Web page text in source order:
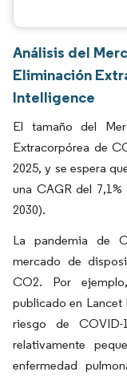
Análisis del
Eliminación
Intelligence
El tamaño del
Extracorpórea de
2025, y se espera
una CAGR del
2030).
La pandemia de
mercado de
CO2. Por
publicado en Lancet
riesgo de
relativamente
enfermedad